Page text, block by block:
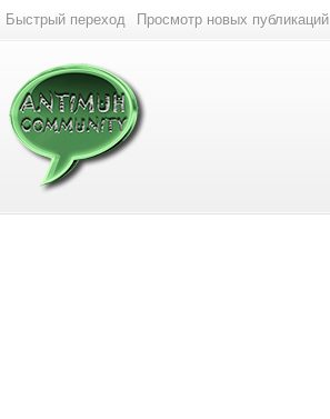
Быстрый переход Просмотр новых публикаций